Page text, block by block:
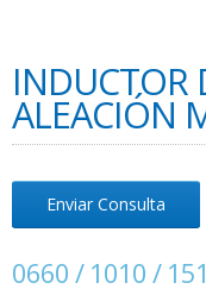
INDUCTOR
ALEACIÓN
Enviar Consulta
0660 / 1010 /